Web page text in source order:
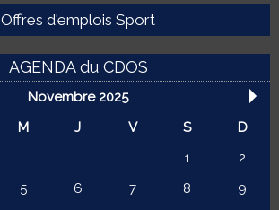
Offres d'emplois Sport
AGENDA du CDOS
Novembre 2025
M J V S
D
1
2
5 6 7 8
9